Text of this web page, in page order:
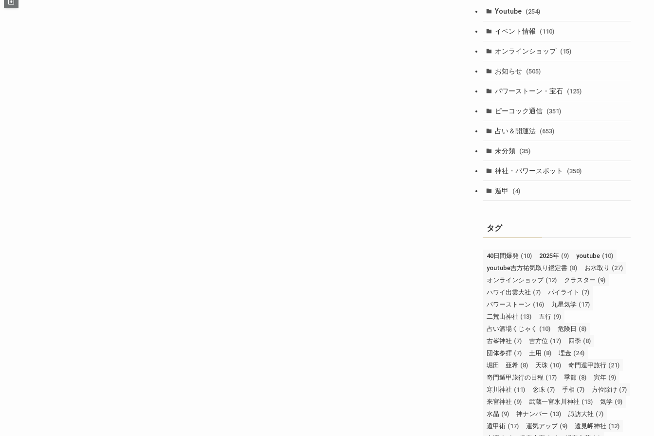
Youtube (254)
イベント情報 (110)
オンラインショップ (15)
お知らせ (505)
パワーストーン・宝石 (125)
ピーコック通信 (351)
占い＆開運法 (653)
未分類 (35)
神社・パワースポット (350)
遁甲 (4)
タグ
40日間爆発 (10) 2025年 (9) youtube (10)
youtube吉方祐気取り鑑定書 (8) お水取り (27)
オンラインショップ (12) クラスター (9)
ハワイ出雲大社 (7) パイライト (7)
パワーストーン (16) 九星気学 (17)
二荒山神社 (13) 五行 (9)
占い酒場くじゃく
(10) 危険日 (8)
古峯神社 (7) 吉方位 (17) 四季 (8)
団体参拝 (7) 土用 (8) 埋金 (24)
堀田 亜希 (8) 天珠 (10) 奇門遁甲旅行 (21)
奇門遁甲旅行の日程 (17) 季節 (8) 寅年 (9)
寒川神社 (11) 念珠 (7) 手相 (7) 方位除け (7)
来宮神社 (9) 武蔵一宮氷川神社 (13) 気学 (9)
水晶 (9) 神ナンバー (13) 諏訪大社 (7)
遁甲術 (17) 運気アップ (9) 遠見岬神社 (12)